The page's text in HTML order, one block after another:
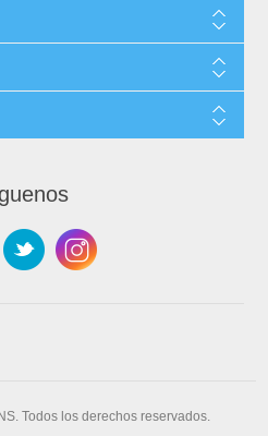
Todos los derechos reservados.